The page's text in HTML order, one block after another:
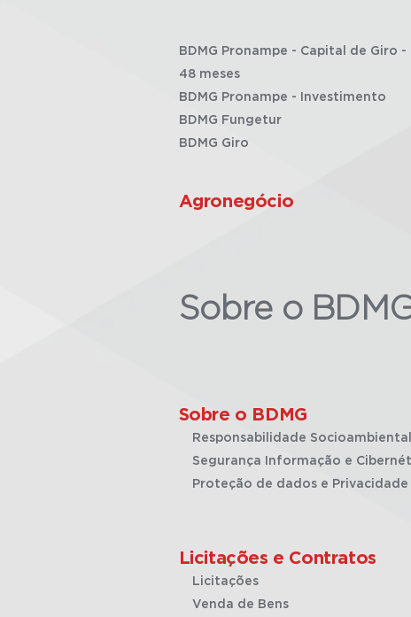
BDMG Pronampe - Capital de Giro -
48 meses
BDMG Pronampe - Investimento
BDMG Fungetur
BDMG Giro
Agronegócio
Sobre o
Sobre o BDMG
Responsabilidade Socioambiental
Segurança Informação e
Proteção de dados e Privacidade
Licitações e Contratos
Licitações
Venda de Bens